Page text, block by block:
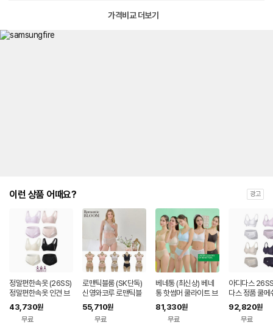
가격비교 더보기
이런 상품 어때요? 광고
정말편한속옷 (26SS)
정말편한속옷 인견 브
라팬티 4세트 패키지
43,730원
무료
로맨틱블룸 (SK단독)
신영와코루 로맨틱블
룸 한겹 실키 브라팬티
(10종)
55,710원
무료
베네통 (최신상) 베네
통 핫썸머 쿨라이트 브
라팬티 패키지
81,330원
무료
아디다스
다스 정품 쿨메
브라팬티 4세
지
92,820원
무료